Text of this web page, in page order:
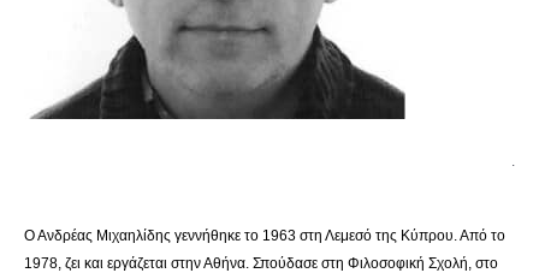
.
Ο Ανδρέας Μιχαηλίδης γεννήθηκε το 1963 στη Λεμεσό της Κύπρου. Από το
1978, ζει και εργάζεται στην Αθήνα. Σπούδασε στη Φιλοσοφική Σχολή, στο